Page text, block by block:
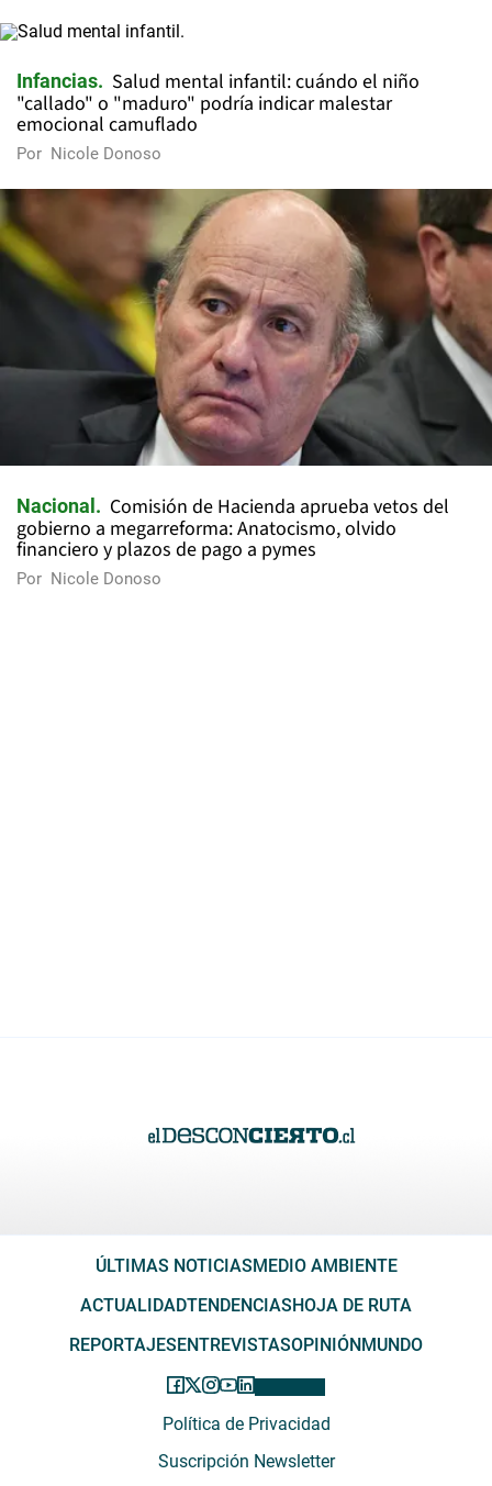
Infancias
Salud mental infantil: cuándo el niño
"callado" o "maduro" podría indicar malestar
emocional camuflado
Por Nicole Donoso
Nacional
Comisión de Hacienda aprueba vetos del
gobierno a megarreforma: Anatocismo, olvido
financiero y plazos de pago a pymes
Por Nicole Donoso
ÚLTIMAS NOTICIASMEDIO AMBIENTE
ACTUALIDADTENDENCIASHOJA DE RUTA
REPORTAJESENTREVISTASOPINIÓNMUNDO
Política de Privacidad
Suscripción Newsletter